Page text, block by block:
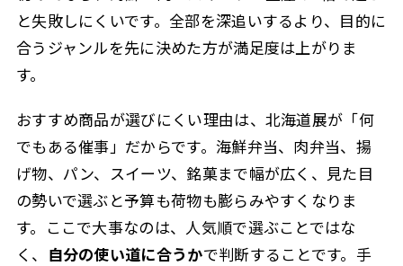
と失敗しにくいです。全部を深追いするより、目的に
合うジャンルを先に決めた方が満足度は上がりま
す。
おすすめ商品が選びにくい理由は、北海道展が「何
でもある催事」だからです。海鮮弁当、肉弁当、揚
げ物、パン、スイーツ、銘菓まで幅が広く、見た目
の勢いで選ぶと予算も荷物も膨らみやすくなりま
す。ここで大事なのは、人気順で選ぶことではな
く、 自分の使い道に合うかで判断することです。手